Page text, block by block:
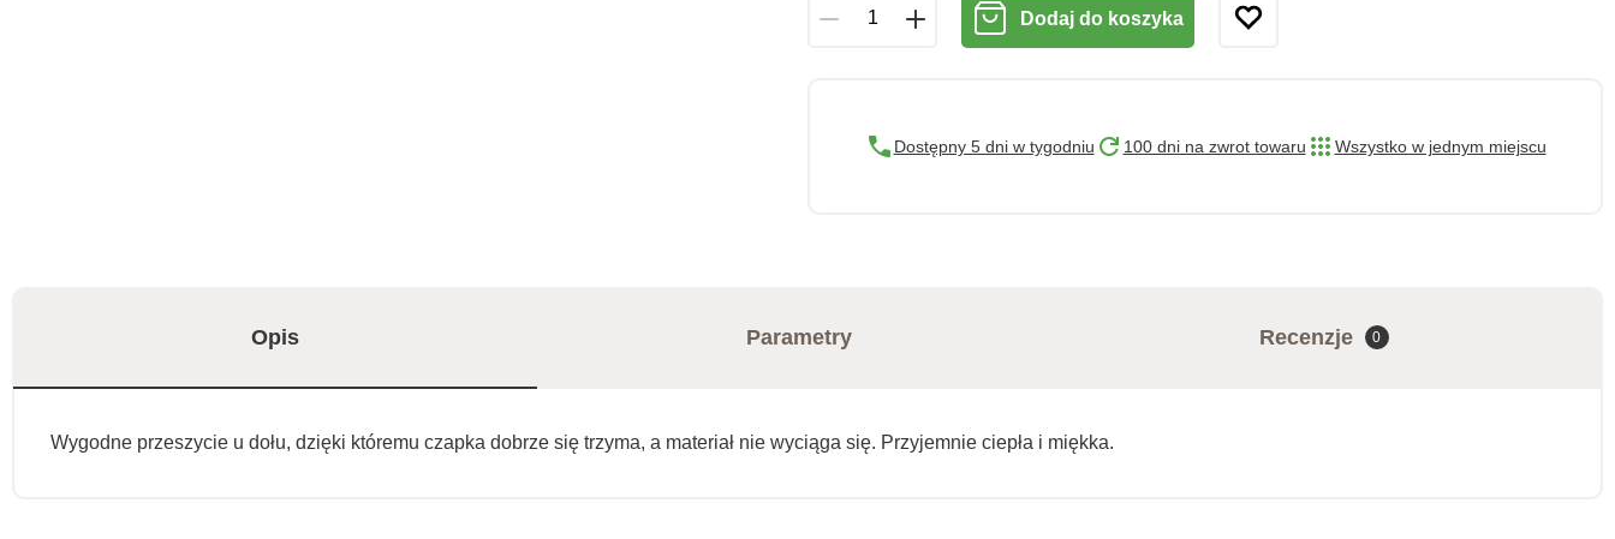
Dodaj do koszyka
Dostępny 5 dni w tygodniu 100 dni na zwrot towaru Wszystko w jednym miejscu
Opis Parametry Recenzje 0
Wygodne przeszycie u dołu, dzięki któremu czapka dobrze się trzyma, a materiał nie wyciąga się. Przyjemnie ciepła i miękka.